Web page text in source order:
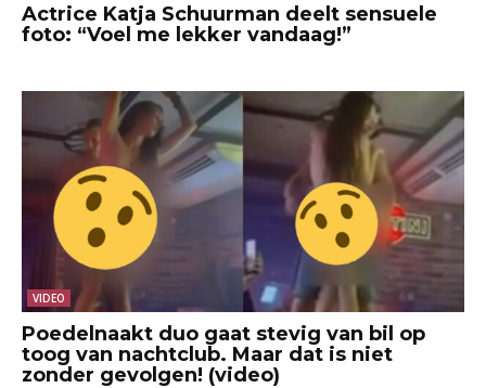
Actrice Katja Schuurman deelt sensuele
foto: “Voel me lekker vandaag!”
VIDEO
Poedelnaakt duo gaat stevig van bil op
toog van nachtclub. Maar dat is niet
zonder gevolgen! (video)